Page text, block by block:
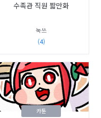
수족관 직원 짧만화
눅쓰
(4)
카툰